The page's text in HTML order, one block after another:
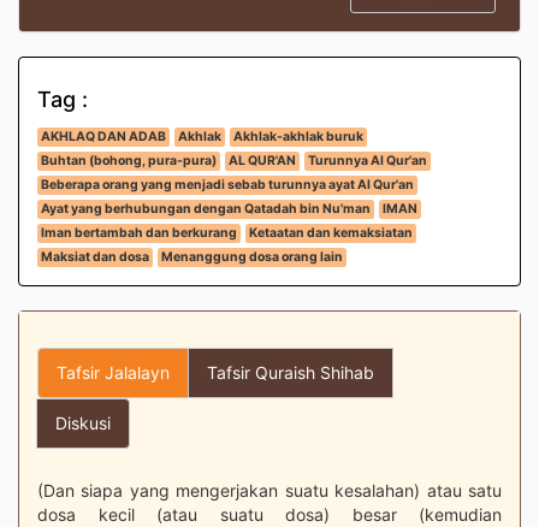
Tag :
AKHLAQ DAN ADAB Akhlak
Akhlak-akhlak buruk
Buhtan (bohong, pura-pura)
AL QUR'AN
Turunnya Al Qur'an
Beberapa orang yang menjadi sebab turunnya ayat Al Qur'an
Ayat yang berhubungan dengan Qatadah bin Nu'man
IMAN
Iman bertambah dan berkurang
Ketaatan dan kemaksiatan
Maksiat dan dosa
Menanggung dosa orang lain
Tafsir Jalalayn Tafsir Quraish Shihab
Diskusi
(Dan siapa yang mengerjakan suatu kesalahan) atau satu
dosa kecil (atau suatu dosa) besar (kemudian